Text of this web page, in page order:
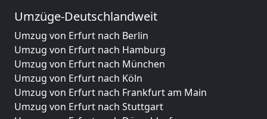
Umzüge-Deutschlandweit
Umzug von Erfurt nach Berlin
Umzug von Erfurt nach Hamburg
Umzug von Erfurt nach München
Umzug von Erfurt nach Köln
Umzug von Erfurt nach Frankfurt am Main
Umzug von Erfurt nach Stuttgart